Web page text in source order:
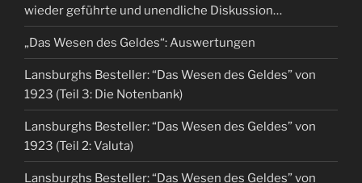
wieder geführte und unendliche Diskussion…
„Das Wesen des Geldes“: Auswertungen
Lansburghs Besteller: “Das Wesen des Geldes” von
1923 (Teil 3: Die Notenbank)
Lansburghs Besteller: “Das Wesen des Geldes” von
1923 (Teil 2: Valuta)
Lansburghs Besteller: “Das Wesen des Geldes” von